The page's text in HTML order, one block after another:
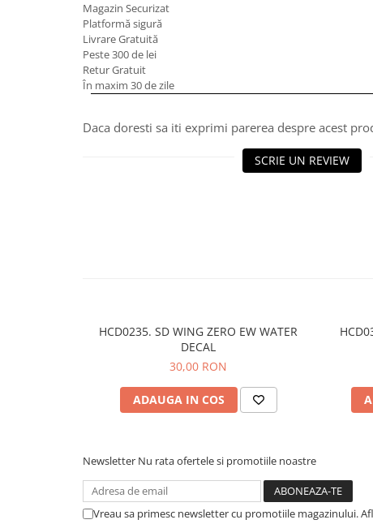
Magazin Securizat
Platformă sigură
Livrare Gratuită
Peste 300 de lei
Retur Gratuit
În maxim 30 de zile
Daca doresti sa iti exprimi parerea despre acest
SCRIE UN REVIEW
HCD0235. SD WING ZERO EW WATER
DECAL
30,00 RON
ADAUGA IN COS
Newsletter Nu rata ofertele si promotiile noastre
Vreau sa primesc newsletter cu promotiile magazinului.